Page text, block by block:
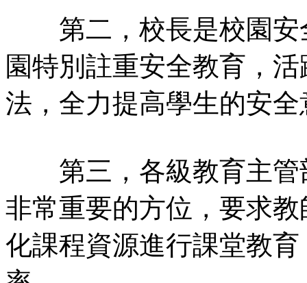
第二，校長是校園安
園特別註重安全教育，
法，全力提高學生的安
第三，各級教育主管
非常重要的方位，要求
化課程資源進行課堂教